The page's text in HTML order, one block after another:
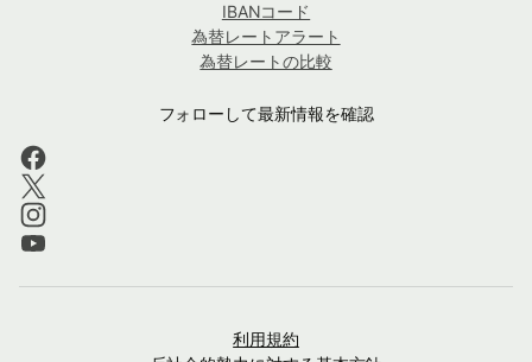
IBANコード
為替レートアラート
為替レートの比較
フォローして最新情報を確認
利用規約